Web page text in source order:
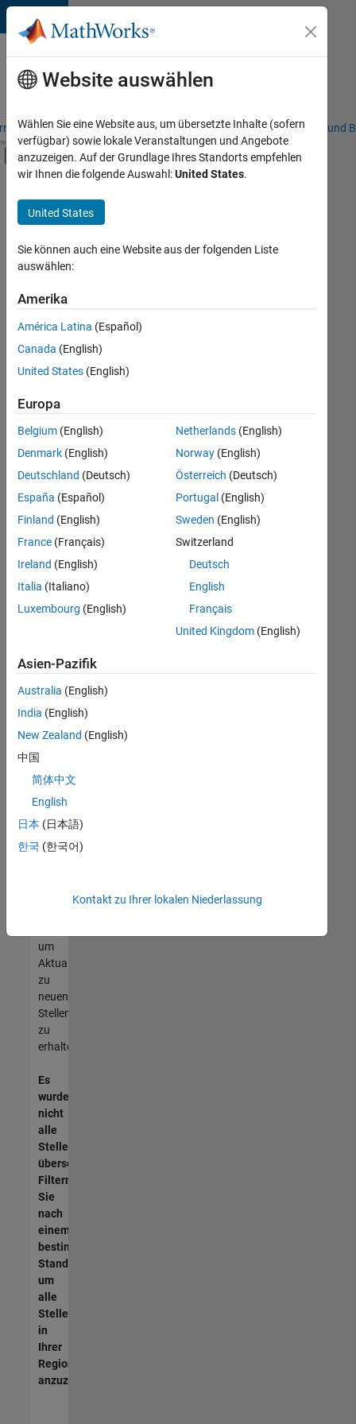
Weiter zum Inhalt
Karriere
bei
MathWorks
– Übersicht Stellensuche Niederlassungen Studierende und
Umschaltung für Off-Canvas-
Hauptinhalt
Praktika
Customer Support
Inside Sales
Marketing Communications
Marketing Services
Business Model Team
Finance and Operations
Human Resources
+8
Derzeit
es
keine
offenen
Stellen,
Ihren
Suchkriterien
entsprechen.
können
die
Suchkriterien
weiter
fassen
oder
alle
Stellenangebote
anzeigen .
noch
keine
offenen
Stellen
können,
die
Ihren
entsprechen,
werden
unseres
um
Aktualisierungen
zu
neuen
Stellenangeboten
zu
erhalten.
Es
wurden
nicht
alle
Stellen
übersetzt.
Filtern
Sie
nach
einem
bestimmten
Standort,
um
alle
Stellenangebote
in
Ihrer
Region
anzuzeigen.
Website auswählen
Wählen Sie eine Website aus, um übersetzte Inhalte (sofern
verfügbar) sowie lokale Veranstaltungen und Angebote
anzuzeigen. Auf der Grundlage Ihres Standorts empfehlen
wir Ihnen die folgende Auswahl:United States.
United States
Sie können auch eine Website aus der folgenden Liste
auswählen:
Amerika
América Latina (Español)
Canada (English)
United States (English)
Europa
Belgium (English)
Denmark (English)
Deutschland (Deutsch)
España (Español)
Finland (English)
France (Français)
Ireland (English)
Italia (Italiano)
Luxembourg (English)
Netherlands(English)
Norway(English)
Österreich (Deutsch)
Portugal (English)
Sweden (English)
Switzerland
Deutsch
English
Français
United Kingdom(English)
Asien-Pazifik
Australia (English)
India (English)
New Zealand (English)
中国
简体中文
English
日本 (日本語)
한국 (한국어)
Kontakt zu Ihrer lokalen Niederlassung